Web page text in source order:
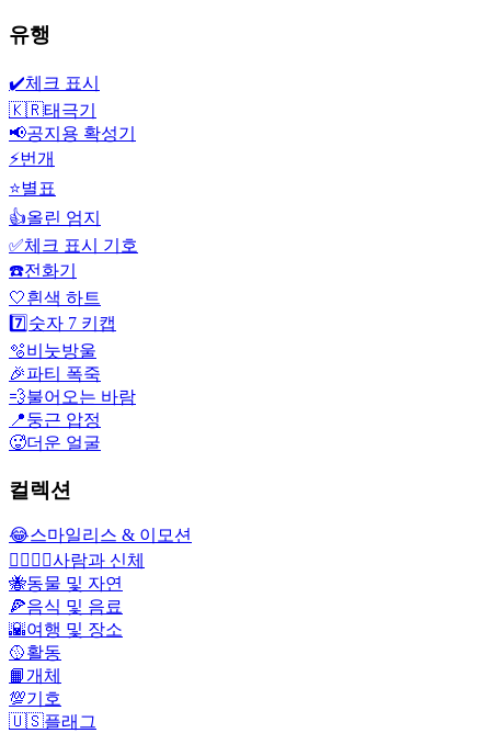
유행
✔️체크 표시
🇰🇷태극기
📢공지용 확성기
⚡번개
⭐별표
👍올린 엄지
✅체크 표시 기호
☎️전화기
🤍흰색 하트
7️⃣ 숫자 7 키캡
🫧비눗방울
🎉파티 폭죽
💨불어오는 바람
📍둥근 압정
🥵더운 얼굴
컬렉션
😂스마일리스 & 이모션
👩‍❤️‍💋‍👨사람과 신체
🐝동물 및 자연
🍕음식 및 음료
🌇여행 및 장소
🥎활동
📙개체
💯기호
🇺🇸플래그